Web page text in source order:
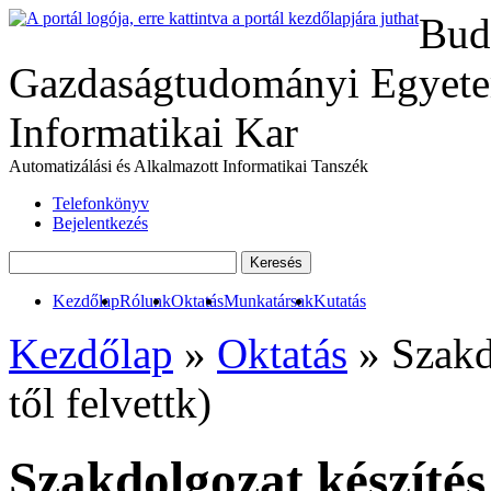
Gazdaságtudományi
Informatikai Kar
Automatizálási és Alkalmazott Informatikai Tanszék
Telefonkönyv
Bejelentkezés
KezdőlapRólunkOktatásMunkatársakKutatás
Kezdőlap » Oktatás »
től felvettk)